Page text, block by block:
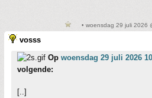
• woensdag 29 juli 2026
vosss
Op woensdag 29 juli 2026
volgende:
[..]